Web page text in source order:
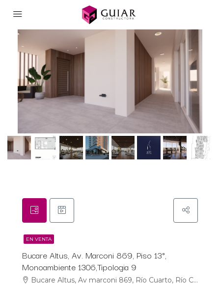
EN VENTA
Bucare Altus, Av. Marconi 869, Piso 13°,
Monoambiente 1306,Tipologia 9
Bucare Altus, Av marconi 869, Río Cuarto, Río Cuarto